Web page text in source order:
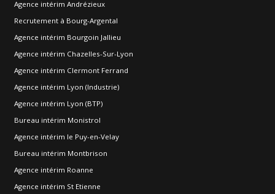
Agence intérim Andrézieux
Recrutement à Bourg-Argental
Agence intérim Bourgoin Jallieu
Agence intérim Chazelles-Sur-Lyon
Agence intérim Clermont Ferrand
Agence intérim Lyon (Industrie)
Agence intérim Lyon (BTP)
Bureau intérim Monistrol
Agence intérim le Puy-en-Velay
Bureau intérim Montbrison
Agence intérim Roanne
Agence intérim St Etienne